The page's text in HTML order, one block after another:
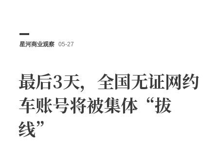
星河商业观察 05-27
最后3天，全国无证网约
车账号将被集体“拔
线”